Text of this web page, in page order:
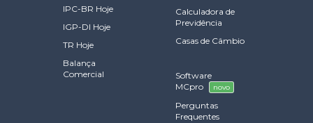
IPC-BR Hoje
IGP-DI Hoje
TR Hoje
Balança
Comercial
Calculadora de
Previdência
Casas de Câmbio
Software
MCpro
novo
Perguntas
Frequentes